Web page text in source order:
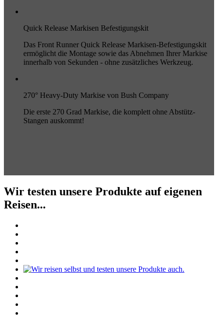
Quick Release Markisen Befestigungskit
Das Front Runner Quick Release Markisen-Befestigungskit
ermöglicht die Montage sowie das Abnehmen Ihrer Markise
innerhalb von Sekunden - ohne zusätzliches Werkzeug.
270° Heavy-Duty Markise von Bush Company
Die erste 270 Grad Markise, die komplett ohne Abstütz-
Stangen auskommt!
Wir testen unsere Produkte auf eigenen
Reisen...